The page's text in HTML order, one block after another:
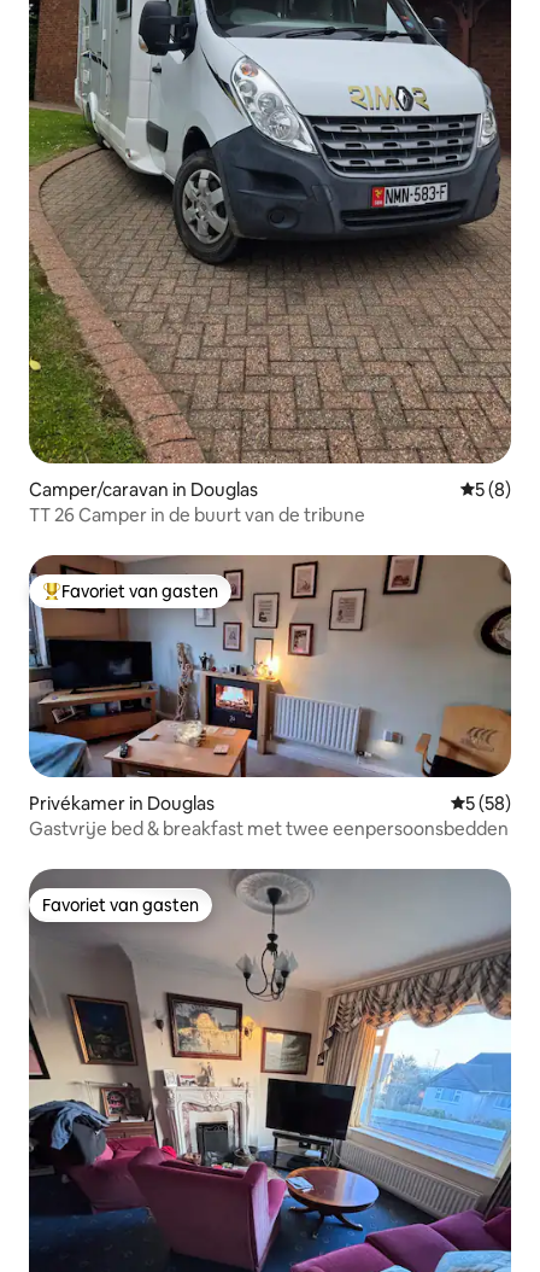
Camper/caravan in Douglas
5 (8)
TT 26 Camper in de buurt van de tribune
Topfavoriet van gasten
Favoriet van gasten
Privékamer in Douglas
5 (58)
Gastvrije bed & breakfast met twee eenpersoonsbedden
Favoriet van gasten
Favoriet van gasten